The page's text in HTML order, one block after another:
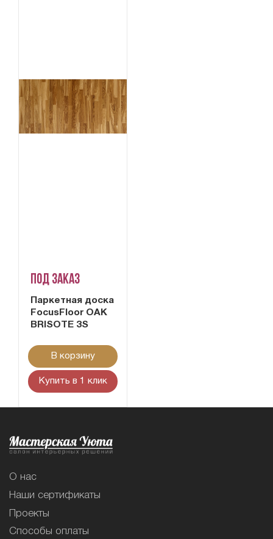
Под заказ
Паркетная доска
FocusFloor OAK
BRISOTE 3S
В корзину
Купить в 1 клик
О нас
Наши сертификаты
Проекты
Способы оплаты